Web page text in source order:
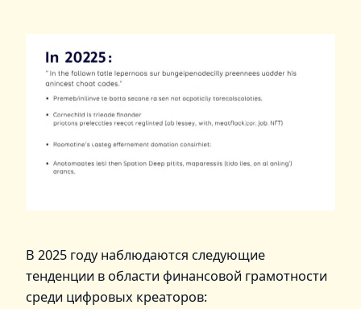
В 2025 году наблюдаются следующие
тенденции в области финансовой грамотности
среди цифровых креаторов: